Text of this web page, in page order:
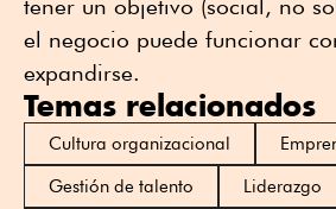
tener un objetivo (social, no
el negocio puede funcionar
expandirse.
Temas relacionados
Cultura organizacional
Gestión de talento
Liderazgo